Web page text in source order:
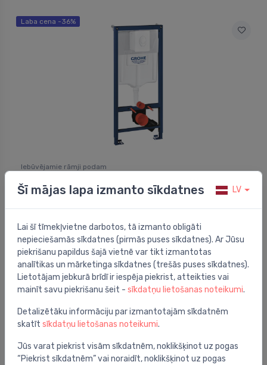
Laba cena -36%
Iebūvējamie rāmji podam
38505SH0, stiprinājumi, 500x230 mm, h=1130 mm
199.00 € 313.00 €
Šī mājas lapa izmanto sīkdatnes LV
Lai šī tīmekļvietne darbotos, tā izmanto obligāti
nepieciešamās sīkdatnes (pirmās puses sīkdatnes). Ar Jūsu
piekrišanu papildus šajā vietnē var tikt izmantotas
analītikas un mārketinga sīkdatnes (trešās puses sīkdatnes).
Lietotājam jebkurā brīdī ir iespēja piekrist, atteikties vai
mainīt savu piekrišanu šeit - sīkdatņu lietošanas noteikumi.
Detalizētāku informāciju par izmantotajām sīkdatnēm
skatīt sīkdatņu lietošanas noteikumi.
Jūs varat piekrist visām sīkdatnēm, noklikšķinot uz pogas
“Piekrist sīkdatnēm” vai noraidīt, noklikšķinot uz pogas